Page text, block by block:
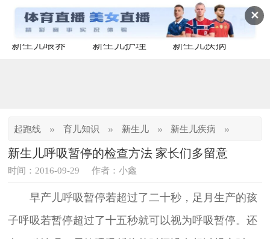
✕
新生儿喂养 新生儿护理 新生儿疾病
起跑线 » 育儿知识 » 新生儿 » 新生儿疾病 »
新生儿呼吸暂停的检查方法 家长们多留意
时间：2016-09-29 作者：小鑫
早产儿呼吸暂停若超过了二十秒，足月生产的孩
子呼吸若暂停超过了十五秒就可以视为呼吸暂停。还